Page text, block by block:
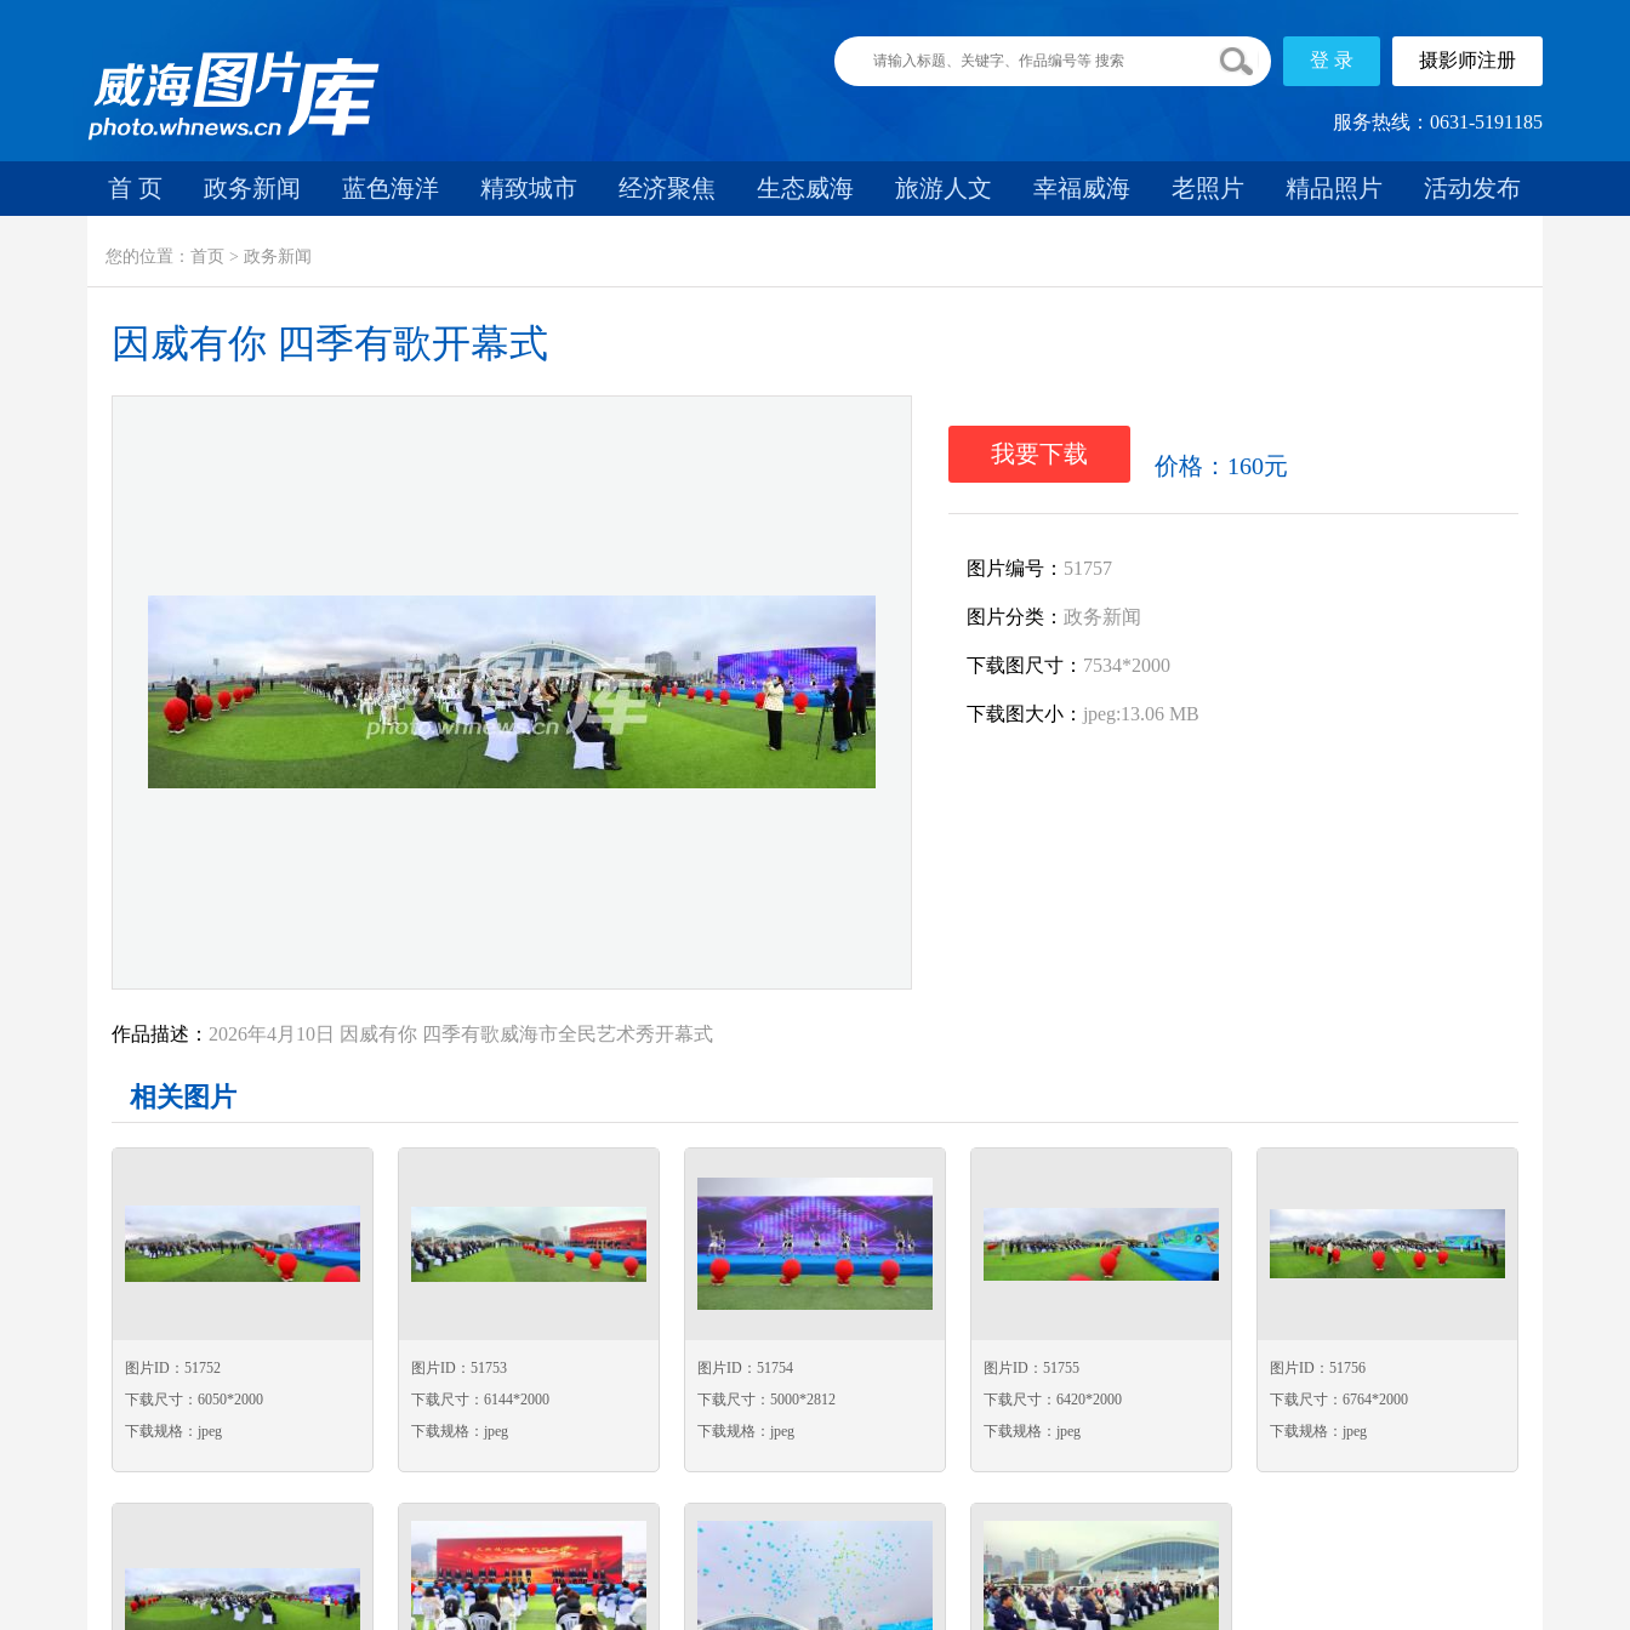
服务热线：0631-5191185
首 页 政务新闻 蓝色海洋 精致城市 经济聚焦 生态威海 旅游人文 幸福威海 老照片 精品照片 活动发布
您的位置：首页 > 政务新闻
因威有你 四季有歌开幕式
我要下载 价格：160元
图片编号： 51757
图片分类： 政务新闻
下载图尺寸： 7534*2000
下载图大小： jpeg:13.06 MB
作品描述： 2026年4月10日 因威有你 四季有歌威海市全民艺术秀开幕式
相关图片
图片ID：51752
下载尺寸：6050*2000
下载规格：jpeg
图片ID：51753
下载尺寸：6144*2000
下载规格：jpeg
图片ID：51754
下载尺寸：5000*2812
下载规格：jpeg
图片ID：51755
下载尺寸：6420*2000
下载规格：jpeg
图片ID：51756
下载尺寸：6764*2000
下载规格：jpeg